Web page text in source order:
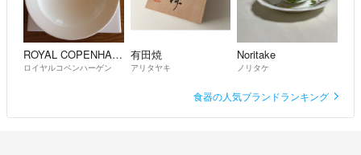
ROYAL COPENHAGEN
ロイヤルコペンハーゲン
有田焼
アリタヤキ
Noritake
ノリタケ
食器の人気ブランドランキング